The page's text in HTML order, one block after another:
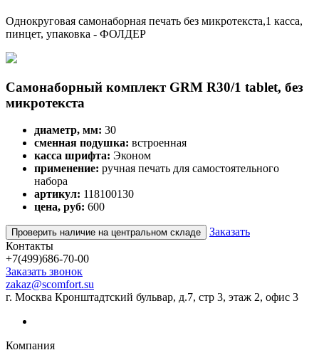
Однокруговая самонаборная печать без микротекста,1 касса,
пинцет, упаковка - ФОЛДЕР
Самонаборный комплект GRM R30/1 tablet, без
микротекста
диаметр, мм: 30
сменная подушка: встроенная
касса шрифта: Эконом
применение: ручная печать для самостоятельного
набора
артикул: 118100130
цена, руб: 600
Проверить наличие на центральном складе
Заказать
Контакты
+7(499)686-70-00
Заказать звонок
zakaz@scomfort.su
г. Москва Кронштадтский бульвар, д.7, стр 3, этаж 2, офис 3
Компания